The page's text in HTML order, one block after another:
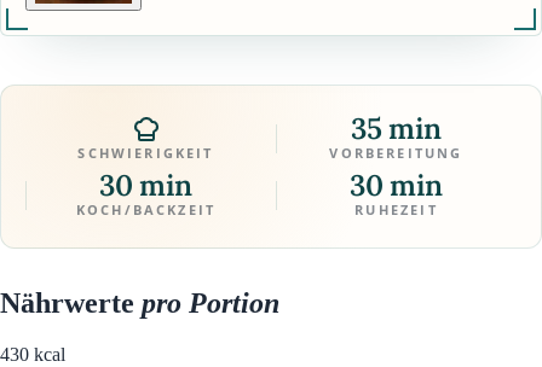
SCHWIERIGKEIT
35 min
VORBEREITUNG
30 min
KOCH/BACKZEIT
30 min
RUHEZEIT
Nährwerte pro Portion
430 kcal